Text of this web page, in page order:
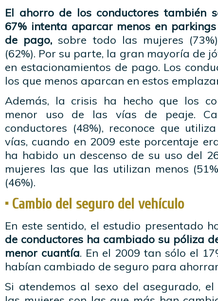
El ahorro de los conductores también
67% intenta aparcar menos en
de pago, sobre todo las mujeres
(62%). Por su parte, la gran mayoría de
en estacionamientos de pago. Los
los que menos aparcan en estos
Además, la crisis ha hecho que los
menor uso de las vías de peaje.
conductores (48%), reconoce que
vías, cuando en 2009 este porcentaje
ha habido un descenso de su uso del
mujeres las que las utilizan menos
(46%).
• Cambio del seguro del vehículo
En este sentido, el estudio presentado
de conductores ha cambiado su póliza
menor cuantía. En el 2009 tan sólo el
habían cambiado de seguro para
Si atendemos al sexo del asegurado,